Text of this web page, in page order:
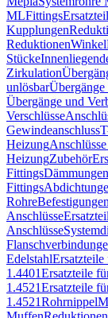
MLFittings
Kupplungen
ReduktionenWinkel
Stücke
Zirkulation
unlösbar
Übergänge und
Verschlüsse
Gewindeanschluss
Heizung
HeizungZubehör
Fittings
Fittings
Rohre
Anschlüsse
Anschlüsse
EdelstahlErsatzteile
1.4401Ersatzteile
1.4521Ersatzteile
1.4521Rohrnippel